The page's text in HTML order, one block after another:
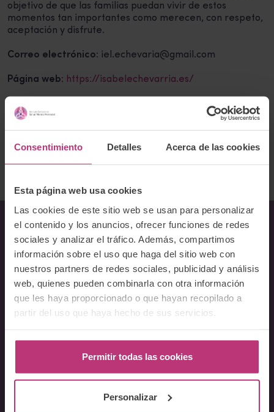
Consentimiento Detalles Acerca de las cookies
Esta página web usa cookies
Las cookies de este sitio web se usan para personalizar
el contenido y los anuncios, ofrecer funciones de redes
sociales y analizar el tráfico. Además, compartimos
información sobre el uso que haga del sitio web con
nuestros partners de redes sociales, publicidad y análisis
web, quienes pueden combinarla con otra información
que les haya proporcionado o que hayan recopilado a
partir del uso que haya hecho de sus servicios.
Permitir todas las cookies
Personalizar
objetivo de que las familias puedan vivir de estos
momentos tan importantes como merecen, con respeto,
aceptación y disfrute.
Correo electrónico: iel.echevaria@gmail.com
Página web: https://isabelechevarria.es/
Ofrece servicios Online
Sobre Nosotros
Acerca del Instituto
Equipo
Docentes
Cursos
Conferencia Neurociencia de la Lactancia y aplicaciones
clínicas